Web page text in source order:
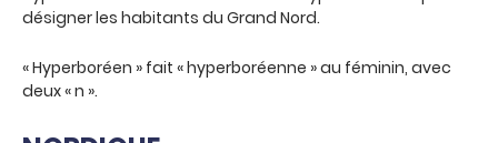
désigner les habitants du Grand Nord.
« Hyperboréen » fait « hyperboréenne » au féminin, avec
deux « n ».